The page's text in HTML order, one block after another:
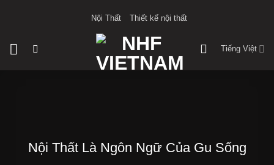
dung
Nội Thất Thiết kế nội thất
Tiếng Việt
Nội Thất Là Ngôn Ngữ Của Gu Sống